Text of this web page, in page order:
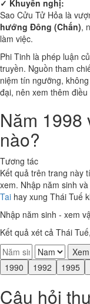
✓ Khuyến nghị:
Sao Cửu Tử Hỏa là
hướng Đông (Chấn),
làm việc.
Phi Tinh là phép luận
truyền. Nguồn tham
niệm tín ngưỡng,
đại, nên xem thêm
Năm 1998
nào?
Tương tác
Kết quả trên trang này
xem. Nhập năm sinh
Tai hay xung Thái Tuế
Nhập năm sinh - xem
Kết quả xét cả Thái
1990
1992 1995
Câu hỏi